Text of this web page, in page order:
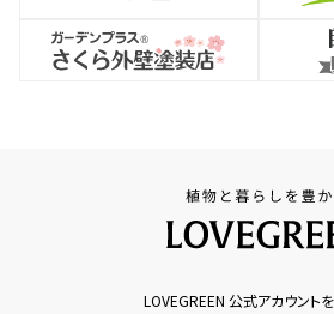
LOVEGREEN 公式アカウントを